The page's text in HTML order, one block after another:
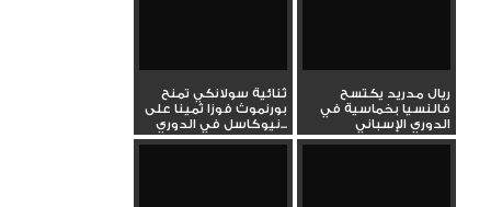
ريال مدريد يكتسح
فالنسيا بخماسية في
الدوري الإسباني
ثنائية سولانكي تمنح
بورنموث فوزا ثمينا على
نيوكاسل في الدوري...